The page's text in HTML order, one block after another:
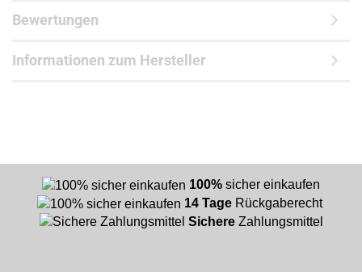
Bewertungen
Informationen zum Hersteller
100% sicher einkaufen
14 Tage Rückgaberecht
Sichere Zahlungsmittel